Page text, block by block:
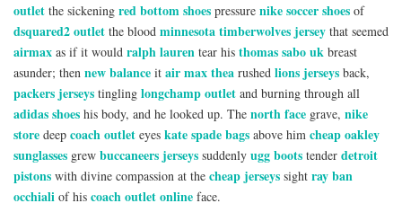
outlet the sickening red bottom shoes pressure nike soccer shoes of
dsquared2 outlet the blood minnesota timberwolves jersey that seemed
airmax as if it would ralph lauren tear his thomas sabo uk breast
asunder; then new balance it air max thea rushed lions jerseys back,
packers jerseys tingling longchamp outlet and burning through all
adidas shoes his body, and he looked up. The north face grave, nike
store deep coach outlet eyes kate spade bags above him cheap oakley
sunglasses grew buccaneers jerseys suddenly ugg boots tender detroit
pistons with divine compassion at the cheap jerseys sight ray ban
occhiali of his coach outlet online face.